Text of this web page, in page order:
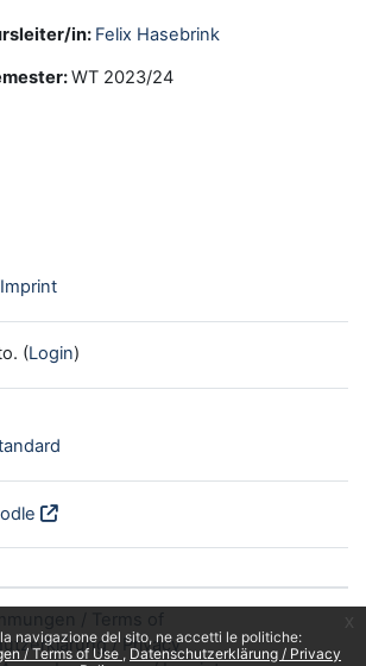
navigazione del sito, ne accetti le politiche:
/ Terms of Use
Datenschutzerklärung / Privacy
in: Felix Hasebrink
:WT 2023/24
(Login)
/ Privacy